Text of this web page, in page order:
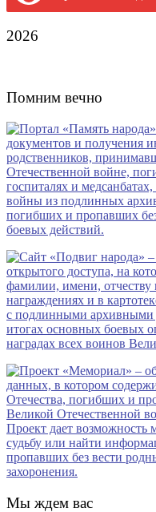
2026
Помним вечно
Мы ждем вас